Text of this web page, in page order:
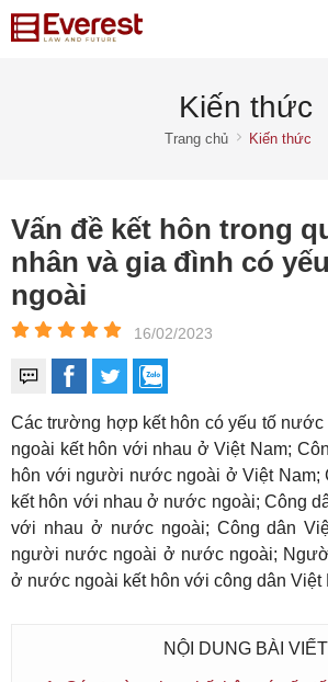
Kiến thức
Trang chủ Kiến thức
Vấn đề kết hôn trong
nhân và gia đình có
ngoài
16/02/2023
Các trường hợp kết hôn có yếu tố
ngoài kết hôn với nhau ở Việt Nam;
hôn với người nước ngoài ở Việt Nam;
kết hôn với nhau ở nước ngoài; Công
với nhau ở nước ngoài; Công dân
người nước ngoài ở nước ngoài;
ở nước ngoài kết hôn với công dân Việt
NỘI DUNG BÀI VIẾT